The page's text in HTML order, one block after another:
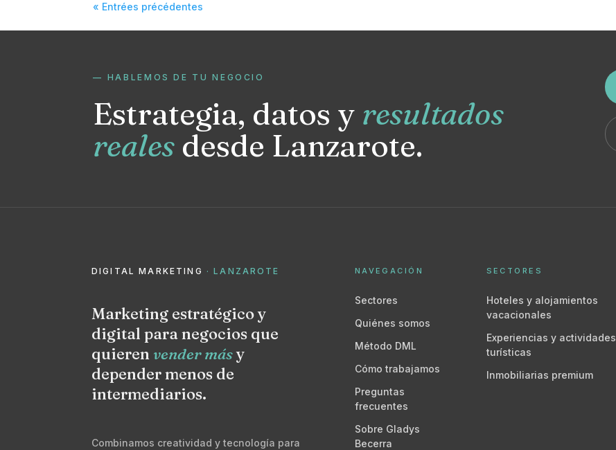
« Entrées précédentes
— HABLEMOS DE TU NEGOCIO
Estrategia, datos y resultados
reales desde Lanzarote.
DIGITAL MARKETING · LANZAROTE
Marketing estratégico y
digital para negocios que
quieren vender másy
depender menos de
intermediarios.
Combinamos creatividad y tecnología para
NAVEGACIÓN
Sectores
Quiénes somos
Método DML
Cómo trabajamos
Preguntas
frecuentes
Sobre Gladys
Becerra
SECTORES
Hoteles y alojamientos
vacacionales
Experiencias y actividades
turísticas
Inmobiliarias premium